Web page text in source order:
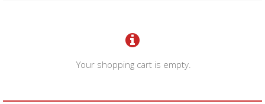
Your shopping cart is empty.